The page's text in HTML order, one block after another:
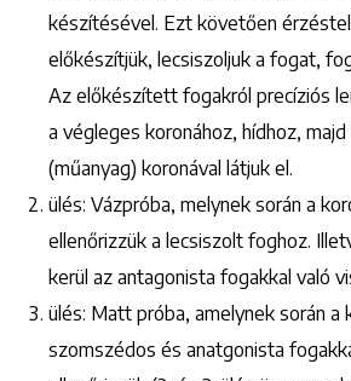
készítésével. Ezt követően
előkészítjük, lecsiszoljuk a fogat,
Az előkészített fogakról precíziós
a végleges koronához, hídhoz,
(műanyag) koronával látjuk el.
ülés: Vázpróba, melynek során a
ellenőrizzük a lecsiszolt foghoz.
kerül az antagonista fogakkal való
ülés: Matt próba, amelynek során a
szomszédos és anatgonista